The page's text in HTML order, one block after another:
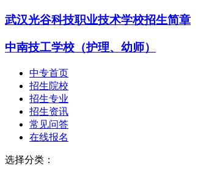
武汉光谷科技职业技术学校招生简章
中南技工学校（护理、幼师）
中专首页
招生院校
招生专业
招生资讯
常见问答
在线报名
选择分类：